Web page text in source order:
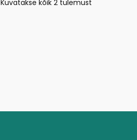
Kuvatakse kõik 2 tulemust